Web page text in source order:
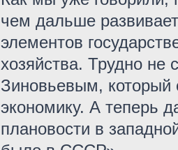
чем дальше
элементов
хозяйства. Трудно не
Зиновьевым, который
экономику. А теперь
плановости в